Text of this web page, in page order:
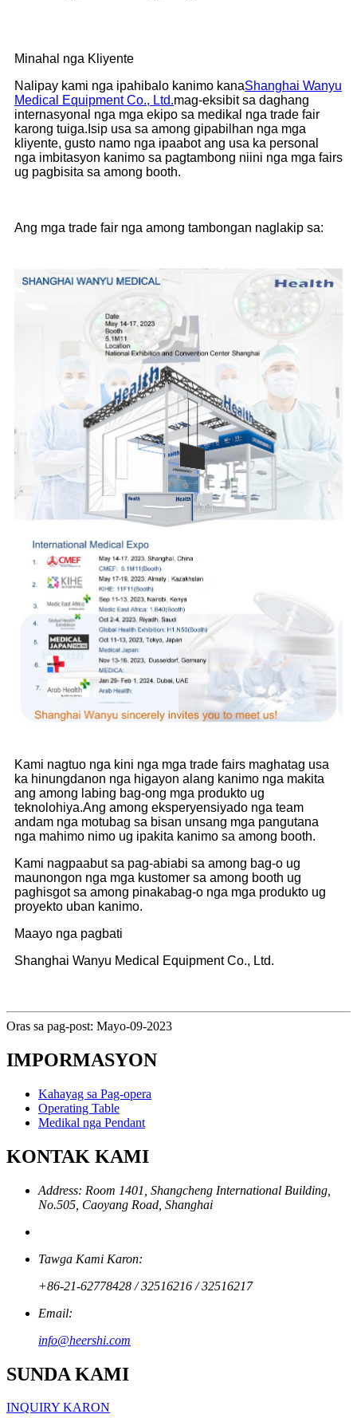
Minahal nga Kliyente
Nalipay kami nga ipahibalo kanimo kanaShanghai Wanyu
Medical Equipment Co., Ltd.mag-eksibit sa daghang
internasyonal nga mga ekipo sa medikal nga trade fair
karong tuiga.Isip usa sa among gipabilhan nga mga
kliyente, gusto namo nga ipaabot ang usa ka personal
nga imbitasyon kanimo sa pagtambong niini nga mga fairs
ug pagbisita sa among booth.
Ang mga trade fair nga among tambongan naglakip sa:
Kami nagtuo nga kini nga mga trade fairs maghatag usa
ka hinungdanon nga higayon alang kanimo nga makita
ang among labing bag-ong mga produkto ug
teknolohiya.Ang among eksperyensiyado nga team
andam nga motubag sa bisan unsang mga pangutana
nga mahimo nimo ug ipakita kanimo sa among booth.
Kami nagpaabut sa pag-abiabi sa among bag-o ug
maunongon nga mga kustomer sa among booth ug
paghisgot sa among pinakabag-o nga mga produkto ug
proyekto uban kanimo.
Maayo nga pagbati
Shanghai Wanyu Medical Equipment Co., Ltd.
Oras sa pag-post: Mayo-09-2023
IMPORMASYON
Kahayag sa Pag-opera
Operating Table
Medikal nga Pendant
KONTAK KAMI
Address: Room 1401, Shangcheng International Building,
No.505, Caoyang Road, Shanghai
Tawga Kami Karon:
+86-21-62778428 / 32516216 / 32516217
Email:
info@heershi.com
SUNDA KAMI
INQUIRY KARON